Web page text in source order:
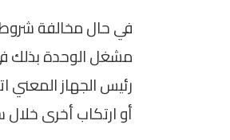
في حال مخالفة شروط
رئيس الجهاز المعني
أو ارتكاب أخرى